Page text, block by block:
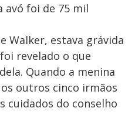
avó foi de 75 mil
Walker, estava grávida
revelado o que
Quando a menina
outros cinco irmãos
cuidados do conselho